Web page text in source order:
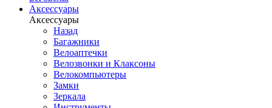
Аксессуары
Аксессуары
Назад
Багажники
Велоаптечки
Велозвонки и Клаксоны
Велокомпьютеры
Замки
Зеркала